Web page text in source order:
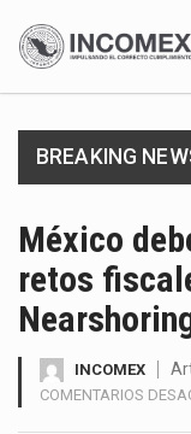
BREAKING
México
retos
INCOMEX
COMENTARIOS